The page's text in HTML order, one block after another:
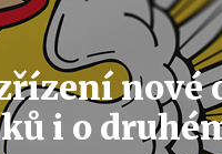
nové
i o